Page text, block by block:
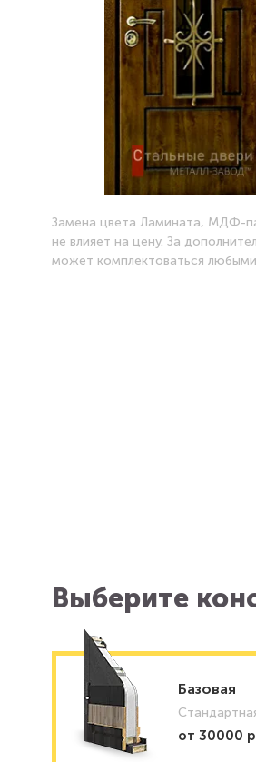
Замена цвета Ламината, МДФ-
не влияет на цену. За
может комплектоваться
Выберите
Базовая
от 30000